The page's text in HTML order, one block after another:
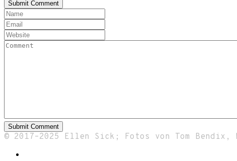
© 2017–2025 Ellen Sick; Fotos von Tom